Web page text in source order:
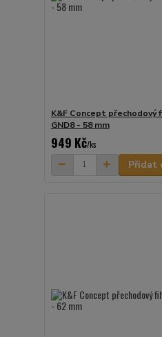
K&F Concept přechodový
GND8 - 58 mm
949 Kč/ks
Přidat